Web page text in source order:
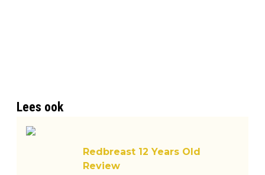
Lees ook
Redbreast 12 Years Old
Review